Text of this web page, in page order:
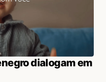
dialogam em